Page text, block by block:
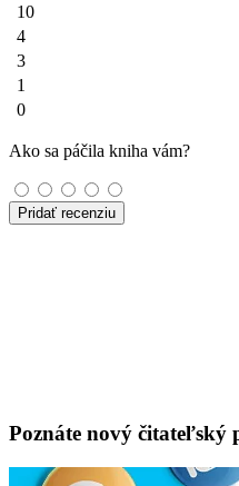
10
4
3
1
0
Ako sa páčila kniha vám?
Pridať recenziu
Poznáte nový čitateľský